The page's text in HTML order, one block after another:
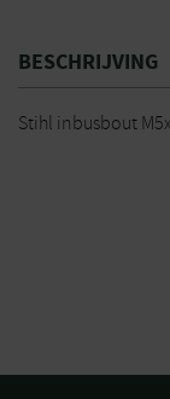
BESCHRIJVING
Stihl inbusbout